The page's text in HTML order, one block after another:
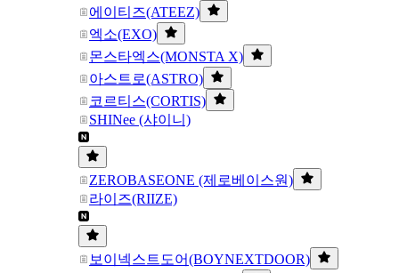
에이티즈(ATEEZ)
엑소(EXO)
몬스타엑스(MONSTA X)
아스트로(ASTRO)
코르티스(CORTIS)
SHINee (샤이니)
ZEROBASEONE (제로베이스원)
라이즈(RIIZE)
보이넥스트도어(BOYNEXTDOOR)